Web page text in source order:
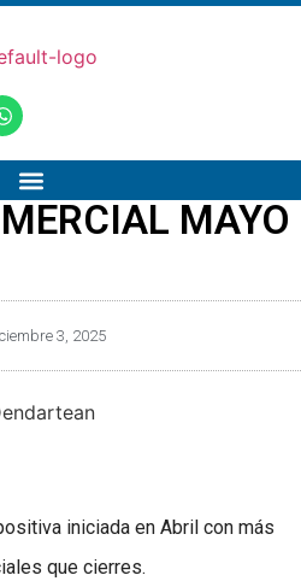
MAYO
3, 2025
iniciada en Abril con más
que cierres.